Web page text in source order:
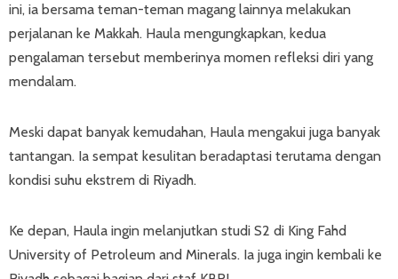
ini, ia bersama teman-teman magang lainnya melakukan
perjalanan ke Makkah. Haula mengungkapkan, kedua
pengalaman tersebut memberinya momen refleksi diri yang
mendalam.
Meski dapat banyak kemudahan, Haula mengakui juga banyak
tantangan. Ia sempat kesulitan beradaptasi terutama dengan
kondisi suhu ekstrem di Riyadh.
Ke depan, Haula ingin melanjutkan studi S2 di King Fahd
University of Petroleum and Minerals. Ia juga ingin kembali ke